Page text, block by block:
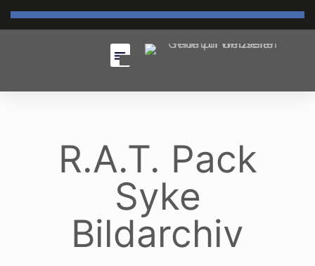
R.A.T. Pack
Syke
Bildarchiv